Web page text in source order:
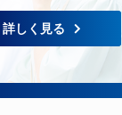
詳しく見る